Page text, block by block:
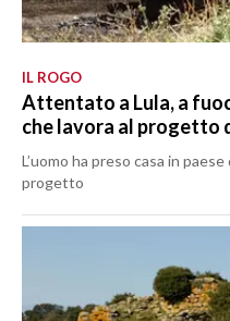
IL ROGO
Attentato a Lula, a
che lavora al progetto
L’uomo ha preso casa in
progetto